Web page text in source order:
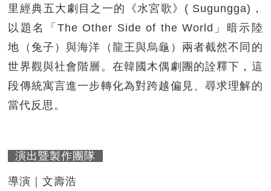
里經典五大劇目之一的《水宮歌》( Sugungga)，
以題名「The Other Side of the World」暗示陸
地（兔子）與海洋（龍王與烏龜）兩者截然不同的
世界觀與社會階層。在韓國木偶劇團的詮釋下，這
段傳統寓言進一步轉化為對跨越偏見、尋求理解的
當代反思。
演出暨製作團隊
導演｜文壽浩